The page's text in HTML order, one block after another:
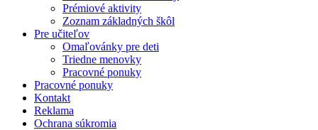
Prémiové aktivity
Zoznam základných škôl
Pre učiteľov
Omaľovánky pre deti
Triedne menovky
Pracovné ponuky
Pracovné ponuky
Kontakt
Reklama
Ochrana súkromia